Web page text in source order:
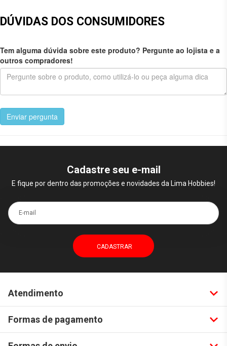
DÚVIDAS DOS CONSUMIDORES
Tem alguma dúvida sobre este produto? Pergunte ao lojista e a
outros compradores!
Enviar pergunta
Cadastre seu e-mail
E fique por dentro das promoções e novidades da Lima Hobbies!
E-mail
Atendimento
Formas de pagamento